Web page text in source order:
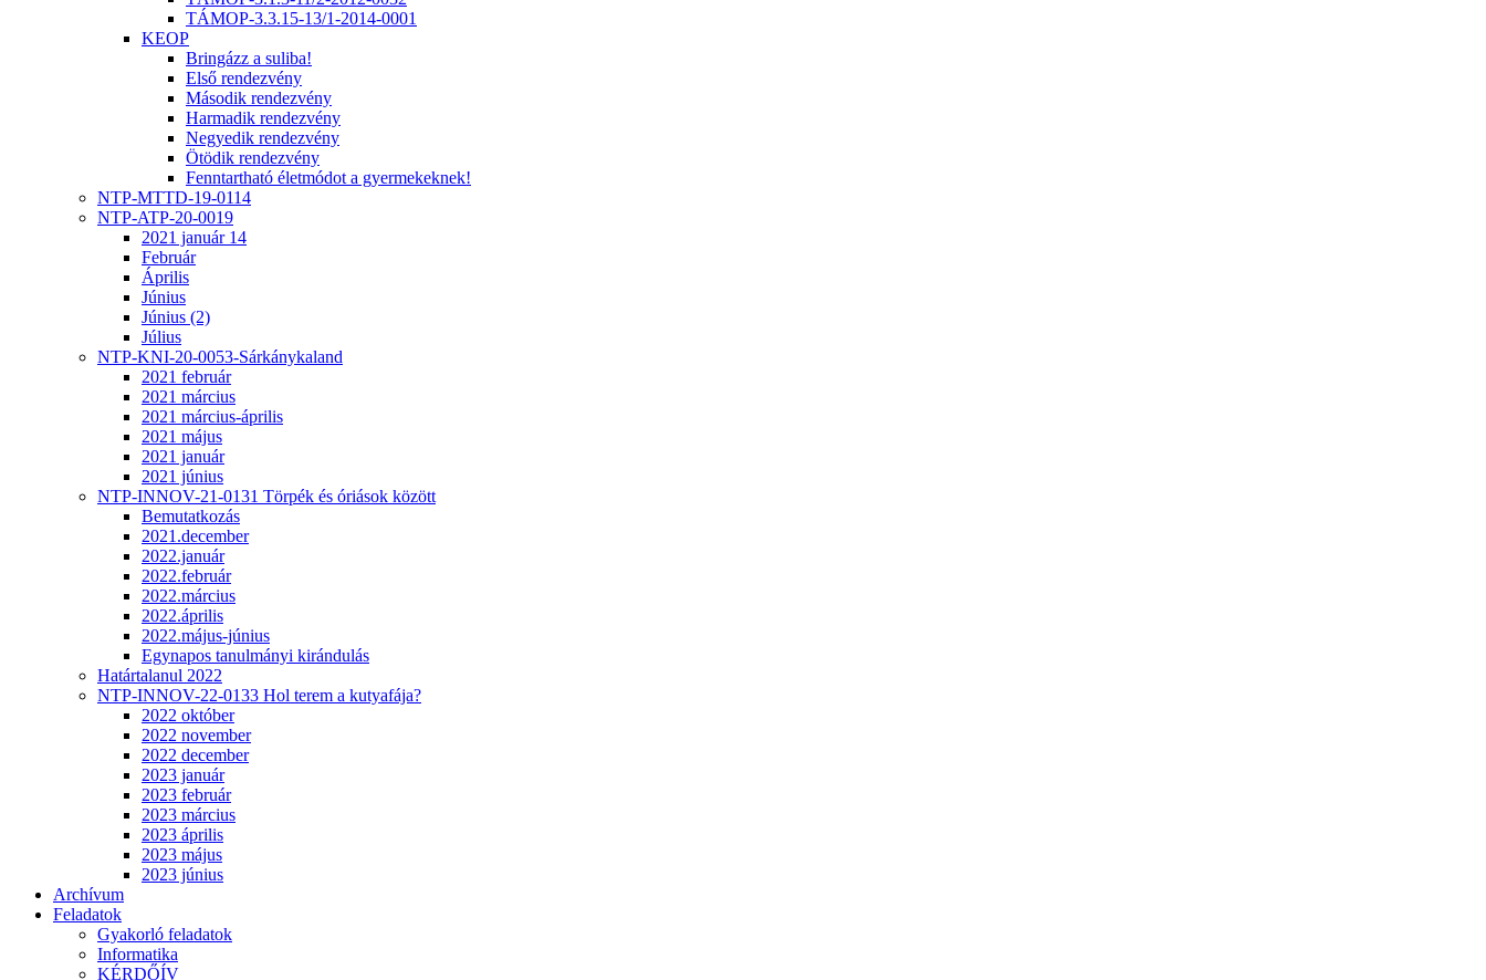
TÁMOP-3.3.15-13/1-2014-0001
KEOP
Bringázz a suliba!
Első rendezvény
Második rendezvény
Harmadik rendezvény
Negyedik rendezvény
Ötödik rendezvény
Fenntartható életmódot a gyermekeknek!
NTP-MTTD-19-0114
NTP-ATP-20-0019
2021 január 14
Február
Április
Június
Június (2)
Július
NTP-KNI-20-0053-Sárkánykaland
2021 február
2021 március
2021 március-április
2021 május
2021 január
2021 június
NTP-INNOV-21-0131 Törpék és óriások között
Bemutatkozás
2021.december
2022.január
2022.február
2022.március
2022.április
2022.május-június
Egynapos tanulmányi kirándulás
Határtalanul 2022
NTP-INNOV-22-0133 Hol terem a kutyafája?
2022 október
2022 november
2022 december
2023 január
2023 február
2023 március
2023 április
2023 május
2023 június
Archívum
Feladatok
Gyakorló feladatok
Informatika
KÉRDŐÍV